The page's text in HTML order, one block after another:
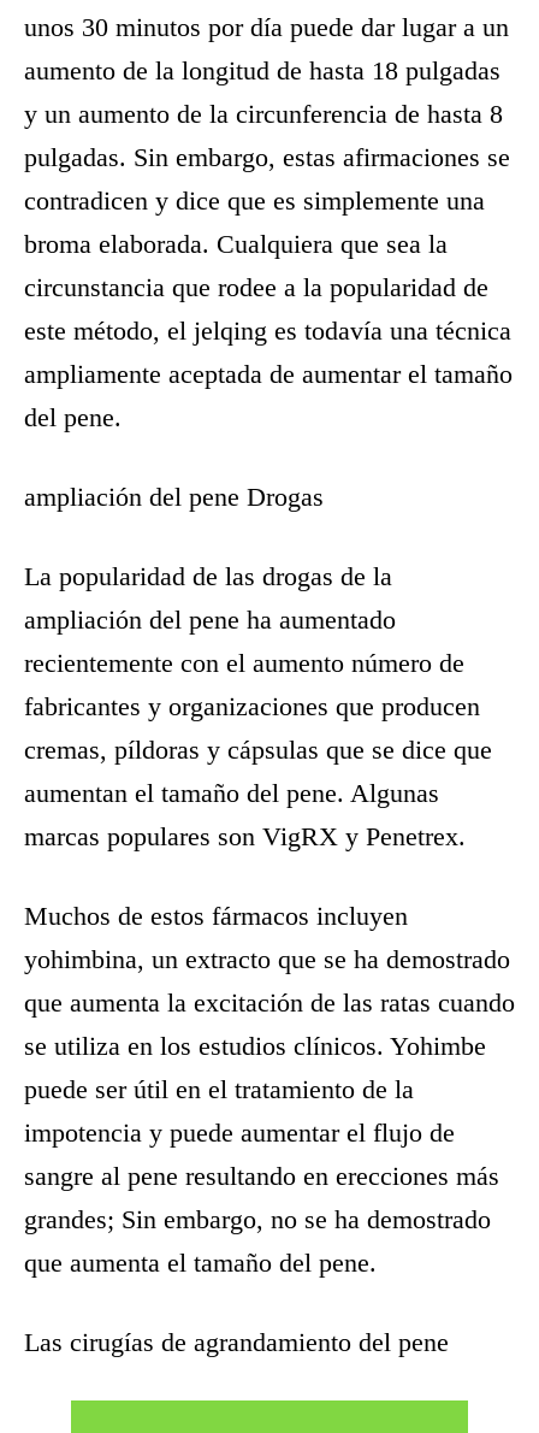
unos 30 minutos por día puede dar lugar a un
aumento de la longitud de hasta 18 pulgadas
y un aumento de la circunferencia de hasta 8
pulgadas. Sin embargo, estas afirmaciones se
contradicen y dice que es simplemente una
broma elaborada. Cualquiera que sea la
circunstancia que rodee a la popularidad de
este método, el jelqing es todavía una técnica
ampliamente aceptada de aumentar el tamaño
del pene.
ampliación del pene Drogas
La popularidad de las drogas de la
ampliación del pene ha aumentado
recientemente con el aumento número de
fabricantes y organizaciones que producen
cremas, píldoras y cápsulas que se dice que
aumentan el tamaño del pene. Algunas
marcas populares son VigRX y Penetrex.
Muchos de estos fármacos incluyen
yohimbina, un extracto que se ha demostrado
que aumenta la excitación de las ratas cuando
se utiliza en los estudios clínicos. Yohimbe
puede ser útil en el tratamiento de la
impotencia y puede aumentar el flujo de
sangre al pene resultando en erecciones más
grandes; Sin embargo, no se ha demostrado
que aumenta el tamaño del pene.
Las cirugías de agrandamiento del pene